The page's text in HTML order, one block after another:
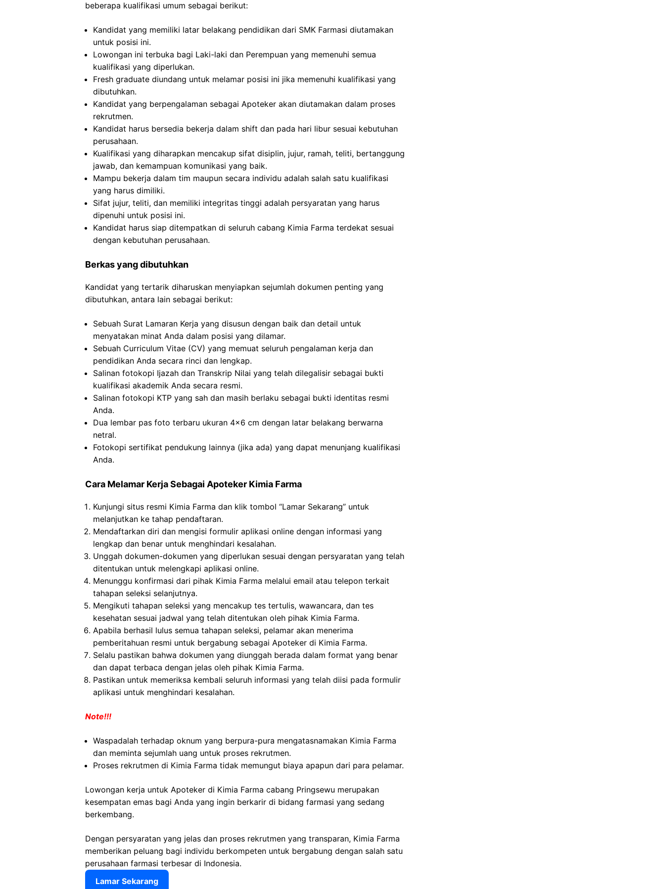
beberapa kualifikasi umum sebagai berikut:
Kandidat yang memiliki latar belakang pendidikan dari SMK Farmasi diutamakan
untuk posisi ini.
Lowongan ini terbuka bagi Laki-laki dan Perempuan yang memenuhi semua
kualifikasi yang diperlukan.
Fresh graduate diundang untuk melamar posisi ini jika memenuhi kualifikasi yang
dibutuhkan.
Kandidat yang berpengalaman sebagai Apoteker akan diutamakan dalam proses
rekrutmen.
Kandidat harus bersedia bekerja dalam shift dan pada hari libur sesuai kebutuhan
perusahaan.
Kualifikasi yang diharapkan mencakup sifat disiplin, jujur, ramah, teliti, bertanggung
jawab, dan kemampuan komunikasi yang baik.
Mampu bekerja dalam tim maupun secara individu adalah salah satu kualifikasi
yang harus dimiliki.
Sifat jujur, teliti, dan memiliki integritas tinggi adalah persyaratan yang harus
dipenuhi untuk posisi ini.
Kandidat harus siap ditempatkan di seluruh cabang Kimia Farma terdekat sesuai
dengan kebutuhan perusahaan.
Berkas yang dibutuhkan
Kandidat yang tertarik diharuskan menyiapkan sejumlah dokumen penting yang
dibutuhkan, antara lain sebagai berikut:
Sebuah Surat Lamaran Kerja yang disusun dengan baik dan detail untuk
menyatakan minat Anda dalam posisi yang dilamar.
Sebuah Curriculum Vitae (CV) yang memuat seluruh pengalaman kerja dan
pendidikan Anda secara rinci dan lengkap.
Salinan fotokopi Ijazah dan Transkrip Nilai yang telah dilegalisir sebagai bukti
kualifikasi akademik Anda secara resmi.
Salinan fotokopi KTP yang sah dan masih berlaku sebagai bukti identitas resmi
Anda.
Dua lembar pas foto terbaru ukuran 4×6 cm dengan latar belakang berwarna
netral.
Fotokopi sertifikat pendukung lainnya (jika ada) yang dapat menunjang kualifikasi
Anda.
Cara Melamar Kerja Sebagai Apoteker Kimia Farma
Kunjungi situs resmi Kimia Farma dan klik tombol “Lamar Sekarang” untuk
melanjutkan ke tahap pendaftaran.
Mendaftarkan diri dan mengisi formulir aplikasi online dengan informasi yang
lengkap dan benar untuk menghindari kesalahan.
Unggah dokumen-dokumen yang diperlukan sesuai dengan persyaratan yang telah
ditentukan untuk melengkapi aplikasi online.
Menunggu konfirmasi dari pihak Kimia Farma melalui email atau telepon terkait
tahapan seleksi selanjutnya.
Mengikuti tahapan seleksi yang mencakup tes tertulis, wawancara, dan tes
kesehatan sesuai jadwal yang telah ditentukan oleh pihak Kimia Farma.
Apabila berhasil lulus semua tahapan seleksi, pelamar akan menerima
pemberitahuan resmi untuk bergabung sebagai Apoteker di Kimia Farma.
Selalu pastikan bahwa dokumen yang diunggah berada dalam format yang benar
dan dapat terbaca dengan jelas oleh pihak Kimia Farma.
Pastikan untuk memeriksa kembali seluruh informasi yang telah diisi pada formulir
aplikasi untuk menghindari kesalahan.
Note!!!
Waspadalah terhadap oknum yang berpura-pura mengatasnamakan Kimia Farma
dan meminta sejumlah uang untuk proses rekrutmen.
Proses rekrutmen di Kimia Farma tidak memungut biaya apapun dari para pelamar.
Lowongan kerja untuk Apoteker di Kimia Farma cabang Pringsewu merupakan
kesempatan emas bagi Anda yang ingin berkarir di bidang farmasi yang sedang
berkembang.
Dengan persyaratan yang jelas dan proses rekrutmen yang transparan, Kimia Farma
memberikan peluang bagi individu berkompeten untuk bergabung dengan salah satu
perusahaan farmasi terbesar di Indonesia.
Lamar Sekarang